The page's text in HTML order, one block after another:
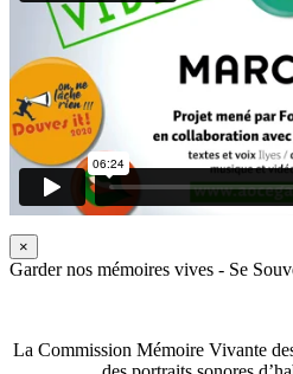
×
Garder nos mémoires vives - Se
La Commission Mémoire Vivante